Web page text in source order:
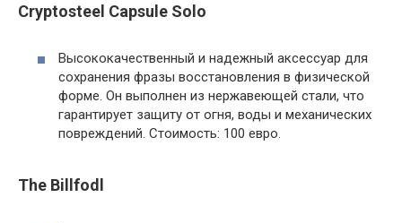
Cryptosteel Capsule Solo
Высококачественный и надежный аксессуар для
сохранения фразы восстановления в физической
форме. Он выполнен из нержавеющей стали, что
гарантирует защиту от огня, воды и механических
повреждений. Стоимость: 100 евро.
The Billfodl